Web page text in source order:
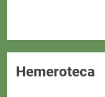
Hemeroteca